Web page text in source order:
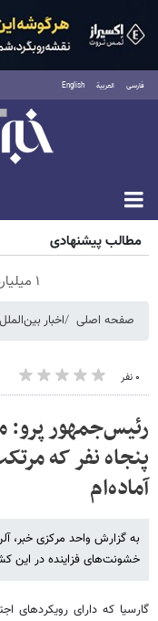
فارسی العربية English
جمعه ۱۶ مرداد ۱۴۰۵
مطالب پیشنهادی
۱ میلیارد اعتبار خرید طلا | بدون ضامن و چک
صفحه اصلی اخبار بین‌الملل
۰ نفر
رئیس‌جمهور پرو:
پنجاه نفر که
آماده‌ام
به گزارش واحد مرکزی خبر،
خشونت‌های فزاینده در این
گارسیا که دارای رویکردهای